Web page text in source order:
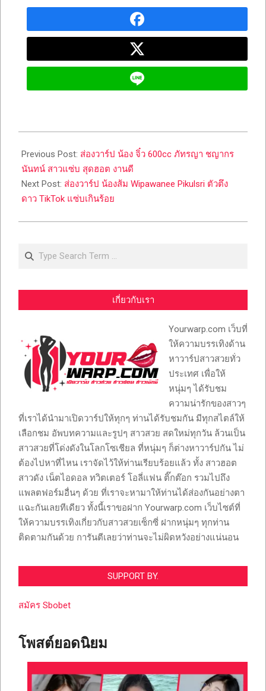
07-
25
Previous Post: ส่องวาร์ป น้อง จิ๋ว 600cc ภัทรญา ชญากร
นันทน์ สาวแซ่บ สุดฮอต งานดี
Next Post: ส่องวาร์ป น้องส้ม Wipawanee Pikulsri ตัวตึง
ดาว TikTok แซ่บเกินร้อย
Search
เกี่ยวกับเรา
Yourwarp.com เว็บที่
ให้ความบรรเทิงด้าน
หาวาร์ปสาวสวยทั่ว
ประเทศ เพื่อให้
หนุ่มๆ ได้รับชม
ความน่ารักของสาวๆ
ที่เราได้นำมาเปิดวาร์ปให้ทุกๆ ท่านได้รับชมกัน มีทุกสไตล์ให้
เลือกชม อัพบทความและรูปๆ สาวสวย สดใหม่ทุกวัน ล้วนเป็น
สาวสวยที่โด่งดังในโลกโซเชียล ที่หนุ่มๆ ก็ต่างหาวาร์ปกัน ไม่
ต้องไปหาที่ไหน เราจัดไว้ให้ท่านเรียบร้อยแล้ว ทั้ง สาวฮอต
สาวดัง เน็ตไอดอล ทวิตเตอร์ โอลี่แฟน ติ๊กต๊อก รวมไปถึง
แพลตฟอร์มอื่นๆ ด้วย ที่เราจะหามาให้ท่านได้ส่องกันอย่างตา
แฉะกันเลยทีเดียว ทั้งนี้เราขอฝาก Yourwarp.com เว็บไซต์ที่
ให้ความบรรเทิงเกี่ยวกับสาวสวยเซ็กซี่ ฝากหนุ่มๆ ทุกท่าน
ติดตามกันด้วย การันตีเลยว่าท่านจะไม่ผิดหวังอย่างแน่นอน
SUPPORT BY.
สมัคร Sbobet
โพสต์ยอดนิยม